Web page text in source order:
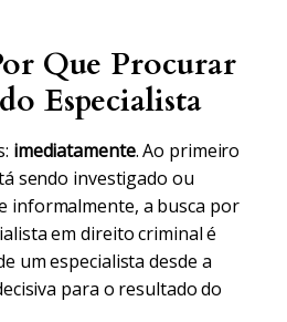
Que Procurar
Especialista
imediatamente. Ao primeiro
sendo investigado ou
informalmente, a busca por
em direito criminal é
um especialista desde a
para o resultado do